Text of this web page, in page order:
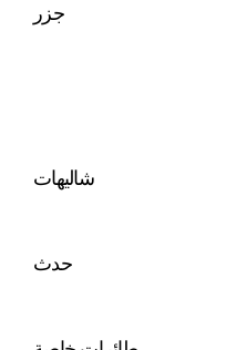
جزر
شاليهات
حدث